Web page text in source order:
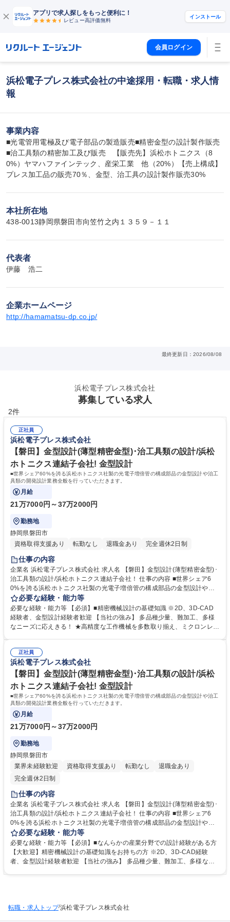
アプリで求人探しをもっと便利に！
レビュー高評価無料
インストール
会員ログイン
浜松電子プレス株式会社の中途採用・転職・求人情
報
事業内容
■光電管用電極及び電子部品の製造販売■精密金型の設計製作販売
■治工具類の精密加工及び販売　【販売先】浜松ホトニクス（8
0%）ヤマハファインテック、産栄工業　他（20%）【売上構成】
プレス加工品の販売70％、金型、治工具の設計製作販売30%
本社所在地
438-0013静岡県磐田市向笠竹之内１３５９－１１
代表者
伊藤　浩二
企業ホームページ
http://hamamatsu-dp.co.jp/
最終更新日：2026/08/08
浜松電子プレス株式会社
募集している求人
2件
正社員
浜松電子プレス株式会社
【磐田】金型設計(薄型精密金型)･治工具類の設計/浜松
ホトニクス連結子会社! 金型設計
■世界シェア60%を誇る浜松ホトニクス社製の光電子増倍管の構成部品の金型設計や治工
具類の開発設計業務全般を行っていただきます。
月給
21万7000円～37万2000円
勤務地
静岡県磐田市
資格取得支援あり
転勤なし 退職金あり 完全週休2日制
仕事の内容
企業名 浜松電子プレス株式会社 求人名 【磐田】金型設計(薄型精密金型)･
治工具類の設計/浜松ホトニクス連結子会社！ 仕事の内容 ■世界シェア6
0%を誇る浜松ホトニクス社製の光電子増倍管の構成部品の金型設計や治
工具類の開発設計業務全般を行っていただきます。 【金型設計】 世界で
唯一の技術力を保有する光電子増倍管の単発型や順送型の金型の設計をお
任せいたします。金型設計は、いかに効率よく設計図通りの製品製造を実
現させるかを考える業務で、製品開発において非常に重要な業務です。 ★
種 【磐田】金型設計(薄型精密金型)･治工具類の設計/浜松ホトニクス連結
子会社！
必要な経験・能力等
必要な経験・能力等 【必須】■精密機械設計の基礎知識 ※2D、3D-CAD
経験者、金型設計経験者歓迎 【当社の強み】 多品種少量、難加工、多様
なニーズに応えきる！ ★高精度な工作機械を多数取り揃え、ミクロンレベ
歴：大学院 大学 高専 短大 専修学校 高校 語学力： 資格：
正社員
浜松電子プレス株式会社
【磐田】金型設計(薄型精密金型)･治工具類の設計/浜松
ホトニクス連結子会社! 金型設計
■世界シェア60%を誇る浜松ホトニクス社製の光電子増倍管の構成部品の金型設計や治工
具類の開発設計業務全般を行っていただきます。
月給
21万7000円～37万2000円
勤務地
静岡県磐田市
業界未経験歓迎
資格取得支援あり 転勤なし
退職金あり
完全週休2日制
仕事の内容
企業名 浜松電子プレス株式会社 求人名 【磐田】金型設計(薄型精密金型)･
治工具類の設計/浜松ホトニクス連結子会社！ 仕事の内容 ■世界シェア6
0%を誇る浜松ホトニクス社製の光電子増倍管の構成部品の金型設計や治
工具類の開発設計業務全般を行っていただきます。 【金型設計】 世界で
唯一の技術力を保有する光電子増倍管の単発型や順送型の金型の設計をお
任せいたします。金型設計は、いかに効率よく設計図通りの製品製造を実
現させるかを考える業務で、製品開発において非常に重要な業務です。 ★
必要な経験・能力等
必要な経験・能力等 【必須】■なんらかの産業分野での設計経験がある方
【大歓迎】精密機械設計の基礎知識をお持ちの方 ※2D、3D-CAD経験
者、金型設計経験者歓迎 【当社の強み】 多品種少量、難加工、多様なニ
転職・求人トップ/浜松電子プレス株式会社